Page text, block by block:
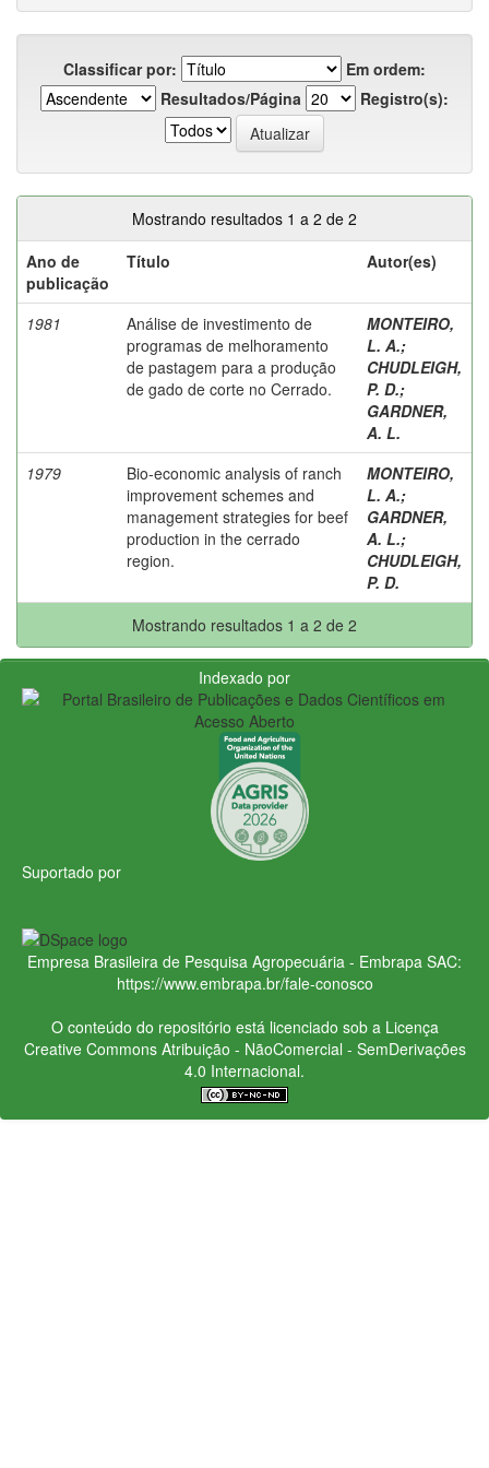
Classificar por:
Em ordem:
Resultados/Página
Registro(s):
Mostrando resultados 1 a 2 de 2
Ano de
publicação
Título Autor(es)
1981
Análise de investimento de
programas de melhoramento
de pastagem para a produção
de gado de corte no Cerrado.
MONTEIRO,
L. A.;
CHUDLEIGH,
P. D.;
GARDNER,
A. L.
1979
Bio-economic analysis of ranch
improvement schemes and
management strategies for beef
production in the cerrado
region.
MONTEIRO,
L. A.;
GARDNER,
A. L.;
CHUDLEIGH,
P. D.
Mostrando resultados 1 a 2 de 2
Indexado por
Suportado por
Empresa Brasileira de Pesquisa Agropecuária - Embrapa SAC:
https://www.embrapa.br/fale-conosco
O conteúdo do repositório está licenciado sob a Licença
Creative CommonsAtribuição - NãoComercial - SemDerivações
4.0 Internacional.